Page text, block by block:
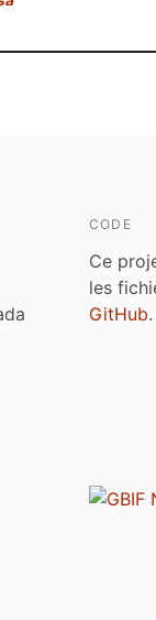
CODE
Ce
les
GitHub.